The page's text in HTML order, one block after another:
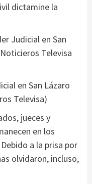
dictamine la
Judicial en San
Televisa
en San Lázaro
Televisa)
jueces y
en los
a la prisa por
olvidaron, incluso,